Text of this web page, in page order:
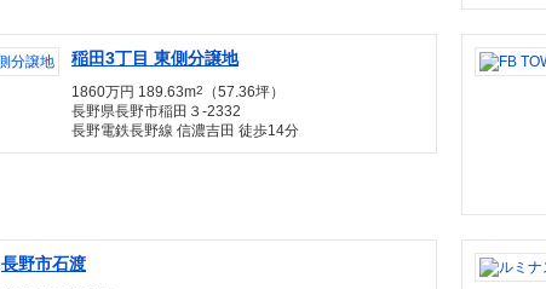
稲田3丁目 東側分譲地
1860万円 189.63m2
（57.36坪）
長野県長野市稲田３-2332
長野電鉄長野線 信濃吉田 徒歩14分
長野市石渡